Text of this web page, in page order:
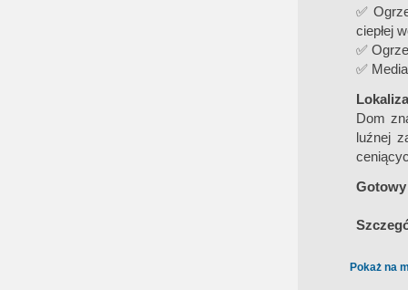
✅
ciepłej
✅
✅
Dom
luźnej
Gotowy
Pokaż na